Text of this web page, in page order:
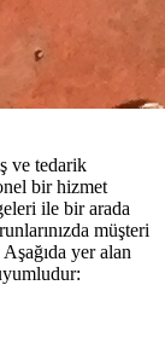
ve tedarik
bir hizmet
ile bir arada
müşteri
yer alan